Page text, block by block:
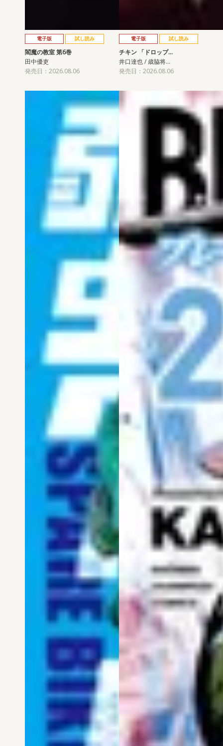
電子版 試し読み
閻魔の教室 第6巻
田中優吏
発売日：2026.08.06
電子版 試し読み
チキン 「ドロップ…
井口達也 / 歳脇将…
発売日：2026.08.06